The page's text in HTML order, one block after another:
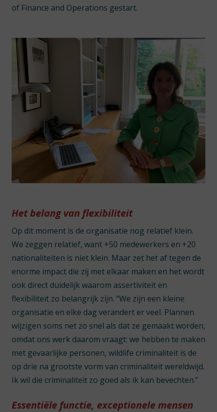
of Finance and Operations gestart.
Het belang van flexibiliteit
Op dit moment is de organisatie nog relatief klein.
We zeggen relatief, want +50 medewerkers en +20
nationaliteiten is niet klein. Maar zet het af tegen de
enorme impact die zij met elkaar maken en het wordt
ook direct duidelijk waarom assertiviteit en
flexibiliteit zo belangrijk zijn. “We zijn een kleine
organisatie en elke dag verandert er veel. Plannen
wijzigen soms net zo snel als dat ze gemaakt worden,
omdat ons werk daarom vraagt: we hebben te maken
met gevaarlijke personen, wildlife criminaliteit is de
op drie na grootste vorm van criminaliteit wereldwijd.
Ik wil die criminaliteit zo goed als ik kan bevechten.”
Essentiële functie, exceptionele mensen